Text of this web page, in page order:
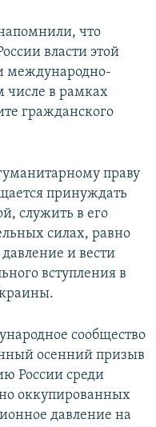
что
власти этой
международно-
числе в рамках
гражданского
праву
принуждать
служить в его
силах, равно
и вести
вступления в
сообщество
осенний призыв
России среди
оккупированных
давление на